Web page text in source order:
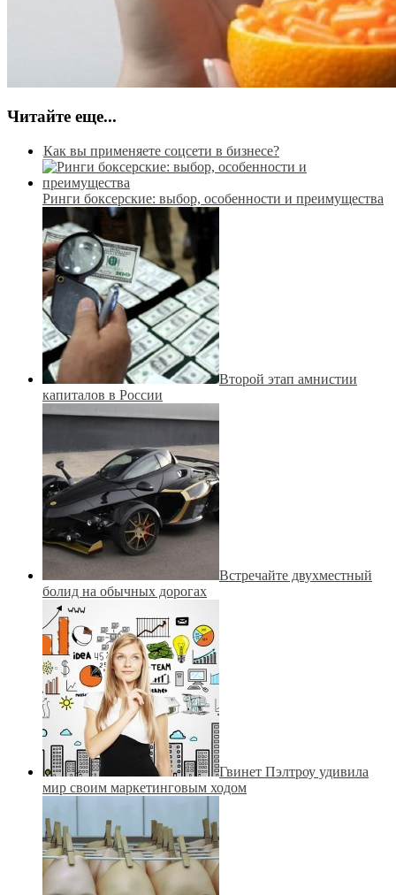
Читайте еще...
Как вы применяете соцсети в бизнесе?
Ринги боксерские: выбор, особенности и преимущества
Второй этап амнистии
капиталов в России
Встречайте двухместный
болид на обычных дорогах
Гвинет Пэлтроу удивила
мир своим маркетинговым ходом